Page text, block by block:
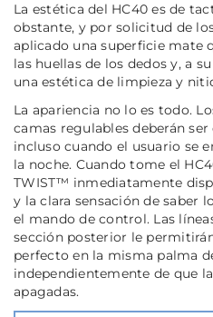
La estética del HC40 es de
obstante, y por solicitud de
aplicado una superficie mate
las huellas de los dedos y, a
una estética de limpieza y
La apariencia no lo es todo.
camas regulables deberán
incluso cuando el usuario se
la noche. Cuando tome el
TWIST™ inmediatamente
y la clara sensación de saber
el mando de control. Las
sección posterior le
perfecto en la misma palma
independientemente de que
apagadas.